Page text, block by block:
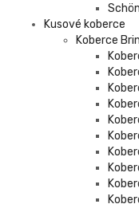
Kusové koberce
Koberce